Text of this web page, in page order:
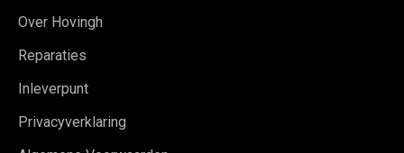
Over Hovingh
Reparaties
Inleverpunt
Privacyverklaring